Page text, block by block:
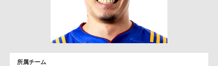
所属チーム